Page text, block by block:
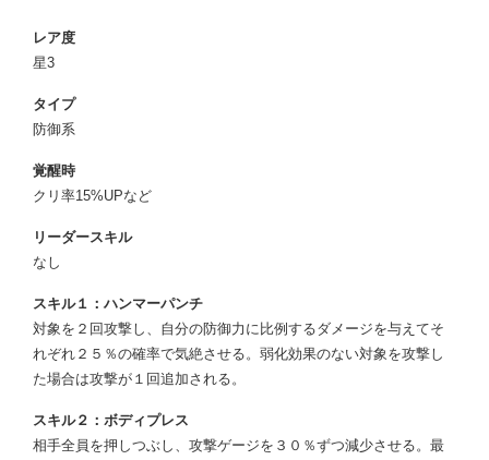
レア度
星3
タイプ
防御系
覚醒時
クリ率15%UPなど
リーダースキル
なし
スキル１：ハンマーパンチ
対象を２回攻撃し、自分の防御力に比例するダメージを与えてそ
れぞれ２５％の確率で気絶させる。弱化効果のない対象を攻撃し
た場合は攻撃が１回追加される。
スキル２：ボディプレス
相手全員を押しつぶし、攻撃ゲージを３０％ずつ減少させる。最